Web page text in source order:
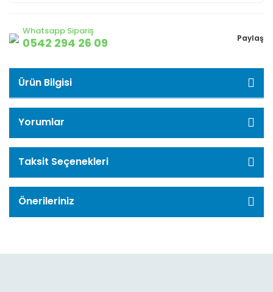
Whatsapp Sipariş
0542 294 26 09 Paylaş
Ürün Bilgisi
Yorumlar
Taksit Seçenekleri
Önerileriniz